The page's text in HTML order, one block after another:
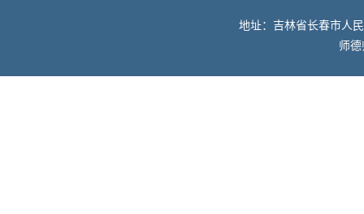
地址：吉林省长春市人
师德